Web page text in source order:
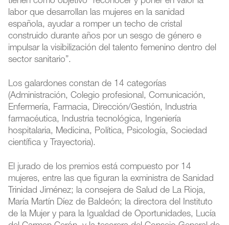
labor que desarrollan las mujeres en la sanidad
española, ayudar a romper un techo de cristal
construido durante años por un sesgo de género e
impulsar la visibilización del talento femenino dentro del
sector sanitario”.
Los galardones constan de 14 categorías
(Administración, Colegio profesional, Comunicación,
Enfermería, Farmacia, Dirección/Gestión, Industria
farmacéutica, Industria tecnológica, Ingeniería
hospitalaria, Medicina, Política, Psicología, Sociedad
científica y Trayectoria).
El jurado de los premios está compuesto por 14
mujeres, entre las que figuran la exministra de Sanidad
Trinidad Jiménez; la consejera de Salud de La Rioja,
María Martín Díez de Baldeón; la directora del Instituto
de la Mujer y para la Igualdad de Oportunidades, Lucía